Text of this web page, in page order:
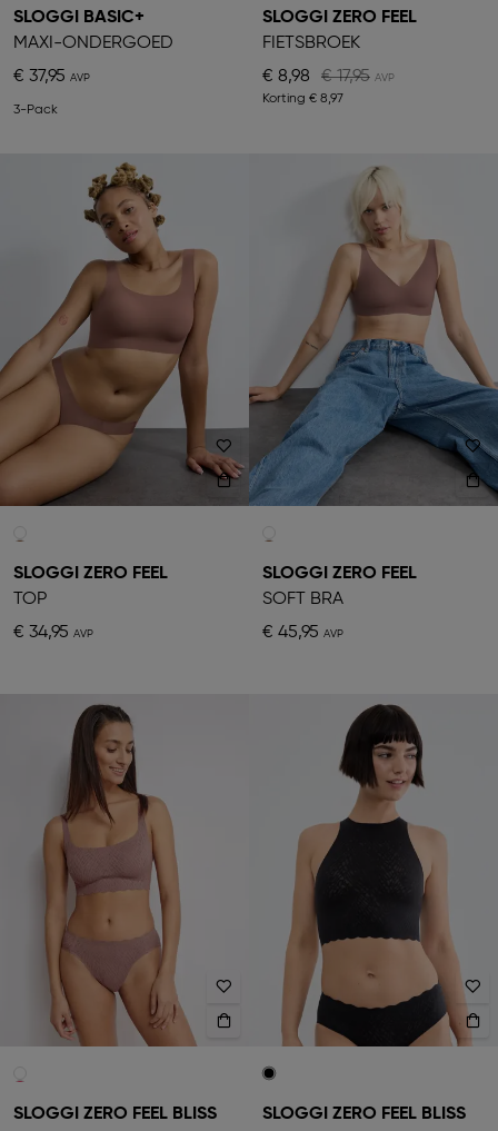
SLOGGI BASIC+
MAXI-ONDERGOED
€ 37,95
3-Pack
SLOGGI ZERO FEEL
FIETSBROEK
€ 8,98
€ 17,95
Korting € 8,97
SLOGGI ZERO FEEL
TOP
€ 34,95
SLOGGI ZERO FEEL
SOFT BRA
€ 45,95
SLOGGI ZERO FEEL BLISS SLOGGI ZERO FEEL BLISS